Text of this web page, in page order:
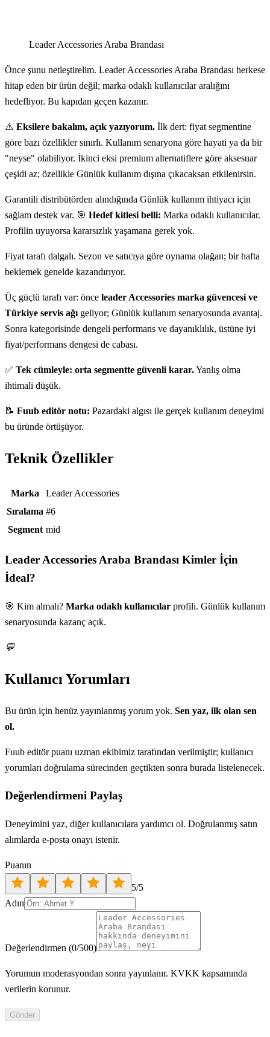
Leader Accessories Araba Brandası
Önce şunu netleştirelim. Leader Accessories Araba Brandası herkese
hitap eden bir ürün değil; marka odaklı kullanıcılar aralığını
hedefliyor. Bu kapıdan geçen kazanır.
⚠️ Eksilere bakalım, açık yazıyorum. İlk dert: fiyat segmentine
göre bazı özellikler sınırlı. Kullanım senaryona göre hayati ya da bir
"neyse" olabiliyor. İkinci eksi premium alternatiflere göre aksesuar
çeşidi az; özellikle Günlük kullanım dışına çıkacaksan etkilenirsin.
Garantili distribütörden alındığında Günlük kullanım ihtiyacı için
sağlam destek var. 🎯 Hedef kitlesi belli: Marka odaklı kullanıcılar.
Profilin uyuyorsa kararsızlık yaşamana gerek yok.
Fiyat tarafı dalgalı. Sezon ve satıcıya göre oynama olağan; bir hafta
beklemek genelde kazandırıyor.
Üç güçlü tarafı var: önce leader Accessories marka güvencesi ve
Türkiye servis ağıgeliyor; Günlük kullanım senaryosunda avantaj.
Sonra kategorisinde dengeli performans ve dayanıklılık, üstüne iyi
fiyat/performans dengesi de cabası.
✅ Tek cümleyle: orta segmentte güvenli karar.Yanlış olma
ihtimali düşük.
📝 Fuub editör notu: Pazardaki algısı ile gerçek kullanım deneyimi
bu üründe örtüşüyor.
Teknik Özellikler
Teknik özellikler
Marka
Leader Accessories
Sıralama #6
Segment mid
Leader Accessories Araba Brandası Kimler İçin
İdeal?
🎯 Kim almalı? Marka odaklı kullanıcılar profili. Günlük kullanım
senaryosunda kazanç açık.
💬
Kullanıcı Yorumları
Bu ürün için henüz yayınlanmış yorum yok. Sen yaz, ilk olan sen
ol.
Fuub editör puanı uzman ekibimiz tarafından verilmiştir; kullanıcı
yorumları doğrulama sürecinden geçtikten sonra burada listelenecek.
Değerlendirmeni Paylaş
Deneyimini yaz, diğer kullanıcılara yardımcı ol. Doğrulanmış satın
alımlarda e-posta onayı istenir.
Puanın
5/5
Adın
Değerlendirmen (0/500)
Yorumun moderasyondan sonra yayınlanır. KVKK kapsamında
verilerin korunur.
Gönder